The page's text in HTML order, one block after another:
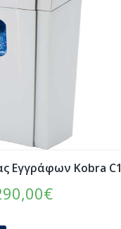
Εγγράφων Kobra C1